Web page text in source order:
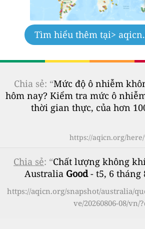
Tìm hiểu thêm tại>
Chia sẻ: “Mức độ ô nhiễm
hôm nay? Kiểm tra mức ô
thời gian thực, của hơn
https://aqicn.org/
Chia sẻ: “Chất lượng không
Australia Good- t5, 6 tháng
https://aqicn.org/snapshot/australia/
ve/20260806-08/vn/